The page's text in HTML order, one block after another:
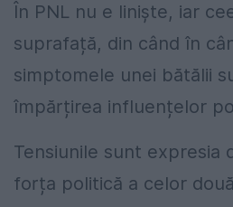
În PNL nu e liniște, iar
suprafață, din când în
simptomele unei bătălii
împărțirea influențelor
Tensiunile sunt expresia
forța politică a celor